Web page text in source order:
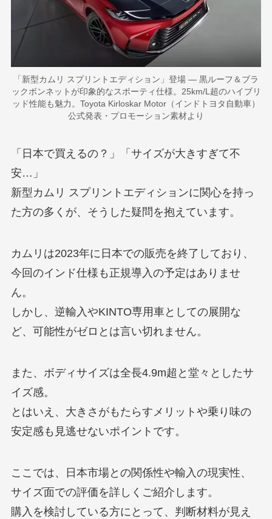
「新型カムリ スプリントエディション」登場 — 黒ルーフ＆ブラ
ックボンネットが印象的なスポーティ仕様。25km/L超のハイブリ
ッド性能も魅力。Toyota Kirloskar Motor（インドトヨタ自動車）
公式発表・プロモーション素材より
「日本で買えるの？」「サイズが大きすぎて不
安…」
新型カムリ スプリントエディションに関心を持っ
た方の多くが、そうした疑問を抱えています。
カムリは2023年に日本での販売を終了しており、
今回のインド仕様も正規導入の予定はありませ
ん。
しかし、逆輸入やKINTO専用車としての展開な
ど、可能性がゼロとは言い切れません。
また、ボディサイズは全長4.9m超と堂々としたサ
イズ感。
とはいえ、大きさがもたらすメリットや乗り味の
安定感も見逃せないポイントです。
ここでは、日本市場との関係性や輸入の現実性、
サイズ面での評価を詳しくご紹介します。
購入を検討している方にとって、判断材料が見え